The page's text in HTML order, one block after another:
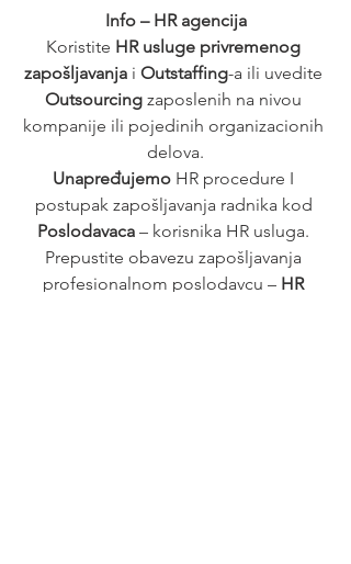
Info – HR agencija
Koristite HR usluge privremenog
zapošljavanja i Outstaffing-a ili uvedite
Outsourcing zaposlenih na nivou
kompanije ili pojedinih organizacionih
delova.
Unapređujemo HR procedure I
postupak zapošljavanja radnika kod
Poslodavaca – korisnika HR usluga.
Prepustite obavezu zapošljavanja
profesionalnom poslodavcu – HR